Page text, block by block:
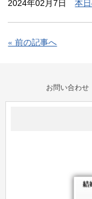
2024年02月7日本
« 前の記事へ
お問い合わせ